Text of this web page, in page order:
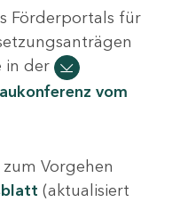
Förderportals für
in der
vom
Vorgehen
(aktualisiert